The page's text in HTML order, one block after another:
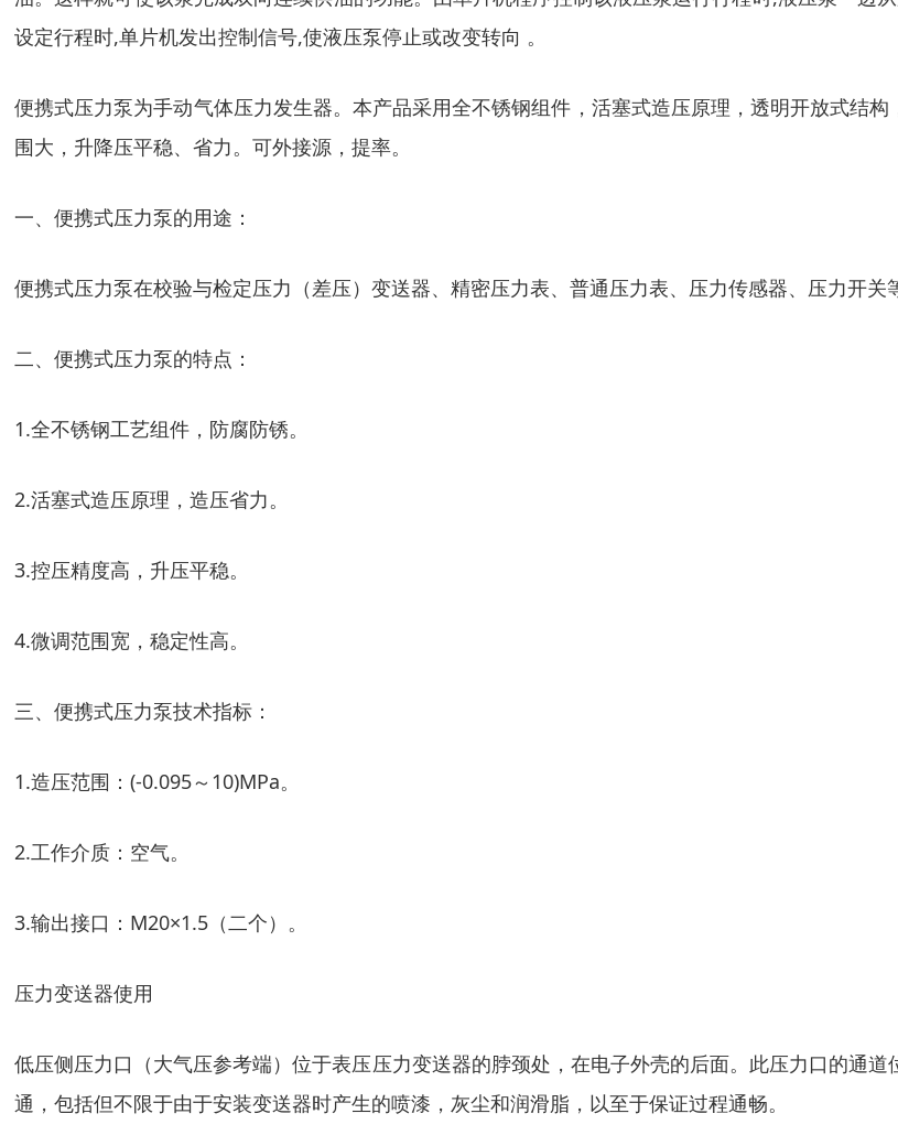
设定行程时,单片机发出控制信号,使液压泵停止或改变转向 。
便携式压力泵为手动气体压力发生器。本产品采用全不锈钢组件，活塞式造压原理，透明开放式结
围大，升降压平稳、省力。可外接源，提率。
一、便携式压力泵的用途：
便携式压力泵在校验与检定压力（差压）变送器、精密压力表、普通压力表、压力传感器、压力开关
二、便携式压力泵的特点：
1.全不锈钢工艺组件，防腐防锈。
2.活塞式造压原理，造压省力。
3.控压精度高，升压平稳。
4.微调范围宽，稳定性高。
三、便携式压力泵技术指标：
1.造压范围：(-0.095～10)MPa。
2.工作介质：空气。
3.输出接口：M20×1.5（二个）。
压力变送器使用
低压侧压力口（大气压参考端）位于表压压力变送器的脖颈处，在电子外壳的后面。此压力口的通
通，包括但不限于由于安装变送器时产生的喷漆，灰尘和润滑脂，以至于保证过程通畅。